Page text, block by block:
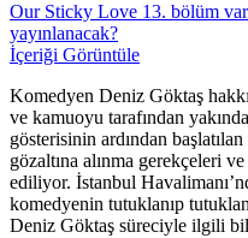
Our Sticky Love 13. bölüm var
yayınlanacak?
İçeriği Görüntüle
Komedyen Deniz Göktaş
ve kamuoyu tarafından
gösterisinin ardından
gözaltına alınma gerekçeleri
ediliyor. İstanbul
komedyenin tutuklanıp
Deniz Göktaş süreciyle ilgili